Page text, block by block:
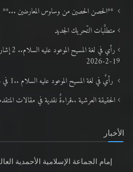
**الحصن الحصين من وساوس المعارضين ...**
متطلَّبات التّحريك الجديد
رأي في
19-2-2026
رأيٌ في لغة المسيح الموعود عليه السلام ..1 في محنة اللغة ومعاني «الاشتهار»
الحقيقة العرشية ..قراءةٌ نقدية في مقالات
الأخبار
إمام الجماعة الإسلامية الأحمدية